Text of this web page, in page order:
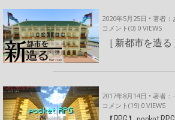
2020年5月25日 • 著者：
コメント(0) 0 VIEWS
［ 新都市を造る
2017年8月14日 • 著者：
コメント(19) 0 VIEWS